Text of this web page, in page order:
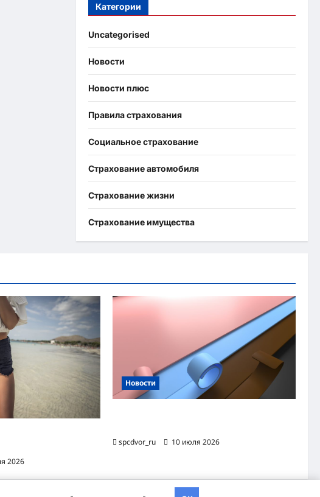
Категории
Uncategorised
Новости
Новости плюс
Правила страхования
Социальное страхование
Страхование автомобиля
Страхование жизни
Страхование имущества
2026
Новости
spcdvor_ru
10 июля 2026